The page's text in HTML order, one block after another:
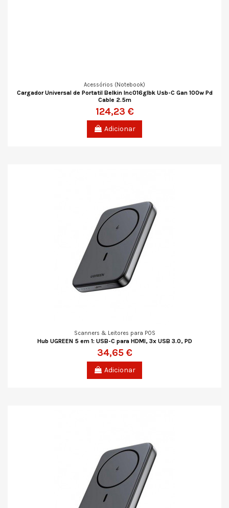
Acessórios (Notebook)
Cargador Universal de Portatil Belkin Inc016glbk Usb-C Gan 100w Pd
Cable 2.5m
124,23 €
Adicionar
Scanners & Leitores para POS
Hub UGREEN 5 em 1: USB-C para HDMI, 3x USB 3.0, PD
34,65 €
Adicionar